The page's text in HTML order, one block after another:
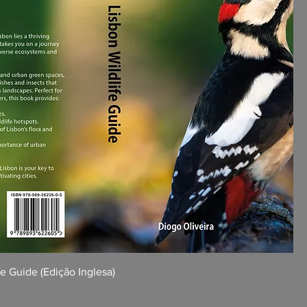
Guide (Edição Inglesa)